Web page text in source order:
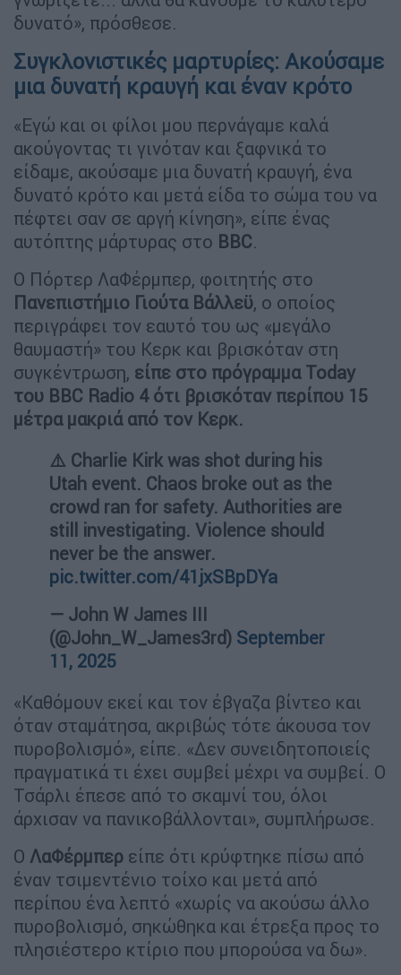
δυνατό», πρόσθεσε.
Συγκλονιστικές μαρτυρίες: Ακούσαμε
μια δυνατή κραυγή και έναν κρότο
«Εγώ και οι φίλοι μου περνάγαμε καλά
ακούγοντας τι γινόταν και ξαφνικά το
είδαμε, ακούσαμε μια δυνατή κραυγή, ένα
δυνατό κρότο και μετά είδα το σώμα του να
πέφτει σαν σε αργή κίνηση», είπε ένας
αυτόπτης μάρτυρας στο BBC.
Ο Πόρτερ ΛαΦέρμπερ, φοιτητής στο
Πανεπιστήμιο Γιούτα Βάλλεϋ, ο οποίος
περιγράφει τον εαυτό του ως «μεγάλο
θαυμαστή» του Κερκ και βρισκόταν στη
συγκέντρωση, είπε στο πρόγραμμα Today
του BBC Radio 4 ότι βρισκόταν περίπου 15
μέτρα μακριά από τον Κερκ.
⚠️ Charlie Kirk was shot during his
Utah event. Chaos broke out as the
crowd ran for safety. Authorities are
still investigating. Violence should
never be the answer.
pic.twitter.com/41jxSBpDYa
— John W James III
(@John_W_James3rd) September
11, 2025
«Καθόμουν εκεί και τον έβγαζα βίντεο και
όταν σταμάτησα, ακριβώς τότε άκουσα τον
πυροβολισμό», είπε. «Δεν συνειδητοποιείς
πραγματικά τι έχει συμβεί μέχρι να συμβεί. Ο
Τσάρλι έπεσε από το σκαμνί του, όλοι
άρχισαν να πανικοβάλλονται», συμπλήρωσε.
Ο ΛαΦέρμπερ είπε ότι κρύφτηκε πίσω από
έναν τσιμεντένιο τοίχο και μετά από
περίπου ένα λεπτό «χωρίς να ακούσω άλλο
πυροβολισμό, σηκώθηκα και έτρεξα προς το
πλησιέστερο κτίριο που μπορούσα να δω».